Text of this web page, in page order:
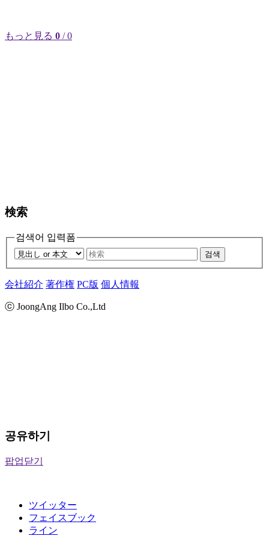
もっと見る 0 / 0
検索
검색어 입력폼
검색
会社紹介 著作権 PC版 個人情報
ⓒ JoongAng Ilbo Co.,Ltd
공유하기
팝업닫기
ツイッター
フェイスブック
ライン